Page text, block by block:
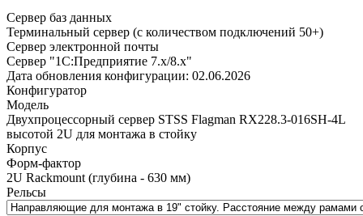
Сервер баз данных
Терминальный сервер (с количеством подключений 50+)
Сервер электронной почты
Сервер "1С:Предприятие 7.x/8.x"
Дата обновления конфигурации: 02.06.2026
Конфигуратор
Модель
Двухпроцессорный сервер STSS Flagman RX228.3-016SH-4L
высотой 2U для монтажа в стойку
Корпус
Форм-фактор
2U Rackmount (глубина - 630 мм)
Рельсы